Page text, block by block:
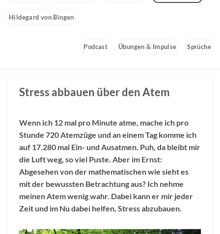
Hildegard von Bingen
Podcast Übungen & Impulse Sprüche
Stress abbauen über den Atem
Wenn ich 12 mal pro Minute atme, mache ich pro
Stunde 720 Atemzüge und an einem Tag komme ich
auf 17.280 mal Ein- und Ausatmen. Puh, da bleibt mir
die Luft weg, so viel Puste. Aber im Ernst:
Abgesehen von der mathematischen wie sieht es
mit der bewussten Betrachtung aus? Ich nehme
meinen Atem wenig wahr. Dabei kann er mir jeder
Zeit und im Nu dabei helfen, Stress abzubauen.